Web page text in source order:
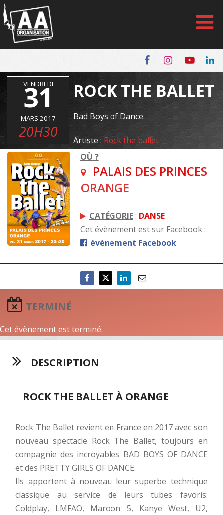
Panneau de gestion des cookies
VENDREDI
31
MARS 2017
20H30
ROCK THE BALLET
Bad Boys of Dance
Artiste : Rock the ballet
OÙ ?
PALAIS DES PRINCES
ORANGE
CATÉGORIE: DANSE
Cet évènement est sur Facebook :
évènement Facebook
TERMINÉ
Cet évènement est terminé.
DESCRIPTION
ROCK THE BALLET À ORANGE
Rock The Ballet revient en France en 2017 avec son
nouveau spectacle Rock The Ballet, toujours en
compagnie des incroyables BAD BOYS OF DANCE
et des PRETTY GIRLS OF DANCE.
Ils apportent à nouveau leur superbe technique
classique au service de leurs tubes favoris:
Coldplay, LMFAO, Maroon 5, Kanye West, U2,